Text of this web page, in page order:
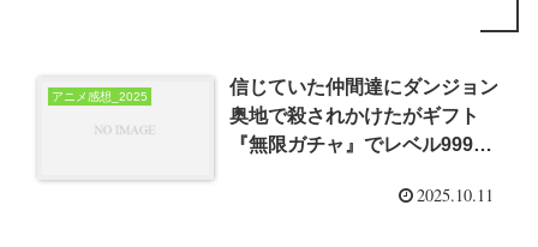
アニメ感想_2025
信じていた仲間達にダンジョン
奥地で殺されかけたがギフト
『無限ガチャ』でレベル9999
ィーメンバーと世界に復讐＆
2025.10.11